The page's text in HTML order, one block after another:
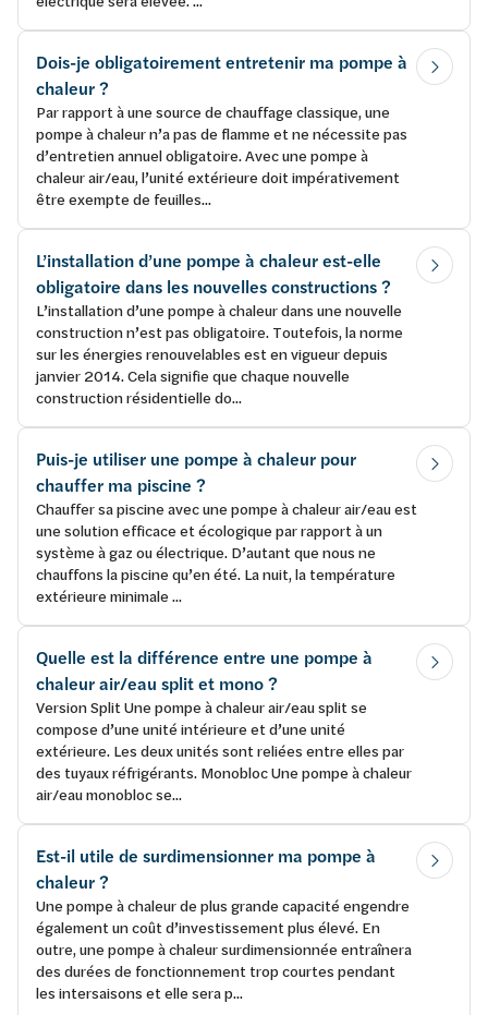
Dois-je obligatoirement entretenir ma pompe à
chaleur ?
Par rapport à une source de chauffage classique, une
pompe à chaleur n’a pas de flamme et ne nécessite pas
d’entretien annuel obligatoire. Avec une pompe à
chaleur air/eau, l’unité extérieure doit impérativement
être exempte de feuilles...
L’installation d’une pompe à chaleur est-elle
obligatoire dans les nouvelles constructions ?
L’installation d’une pompe à chaleur dans une nouvelle
construction n’est pas obligatoire. Toutefois, la norme
sur les énergies renouvelables est en vigueur depuis
janvier 2014. Cela signifie que chaque nouvelle
construction résidentielle do...
Puis-je utiliser une pompe à chaleur pour
chauffer ma piscine ?
Chauffer sa piscine avec une pompe à chaleur air/eau est
une solution efficace et écologique par rapport à un
système à gaz ou électrique. D’autant que nous ne
chauffons la piscine qu’en été. La nuit, la température
extérieure minimale ...
Quelle est la différence entre une pompe à
chaleur air/eau split et mono ?
Version Split Une pompe à chaleur air/eau split se
compose d’une unité intérieure et d’une unité
extérieure. Les deux unités sont reliées entre elles par
des tuyaux réfrigérants. Monobloc Une pompe à chaleur
air/eau monobloc se...
Est-il utile de surdimensionner ma pompe à
chaleur ?
Une pompe à chaleur de plus grande capacité engendre
également un coût d’investissement plus élevé. En
outre, une pompe à chaleur surdimensionnée entraînera
des durées de fonctionnement trop courtes pendant
les intersaisons et elle sera p...